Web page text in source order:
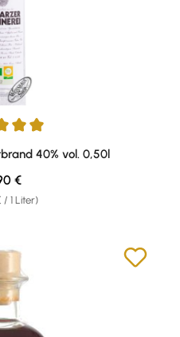
von 5 von 5 Sternen
40% vol. 0,50l
/ 1 Liter)
Preis:
€